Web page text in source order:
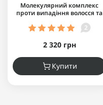
Молекулярний комплекс
проти випадіння волосся та
капсул
2
2 320 грн
Купити